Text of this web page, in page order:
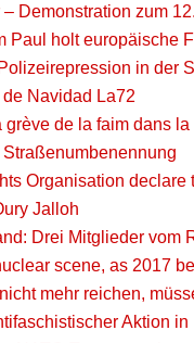
Demonstration zum
Paul holt europäische
in der
Navidad La72
de la faim dans
Organisation
Jalloh
Drei Mitglieder vom
scene, as 2017
mehr reichen,
Aktion